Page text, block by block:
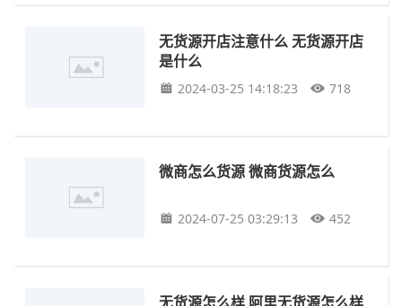
无货源开店注意什么 无货源开店
是什么
2024-03-25 14:18:23 718
微商怎么货源 微商货源怎么
2024-07-25 03:29:13 452
无货源怎么样 阿里无货源怎么样